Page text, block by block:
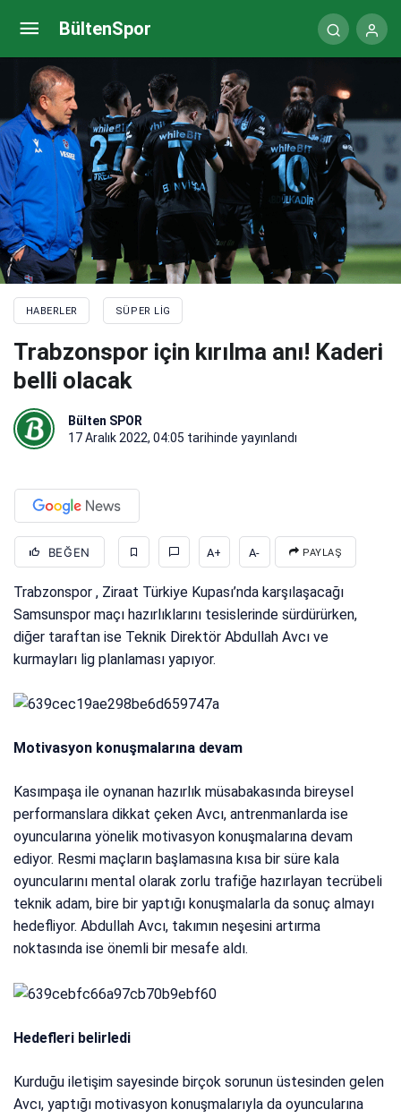
BültenSpor
HABERLER SÜPER LIG
Trabzonspor için kırılma anı! Kaderi
belli olacak
Bülten SPOR
17 Aralık 2022, 04:05 tarihinde yayınlandı
BEĞEN A+ A- PAYLAŞ
Trabzonspor , Ziraat Türkiye Kupası’nda karşılaşacağı
Samsunspor maçı hazırlıklarını tesislerinde sürdürürken,
diğer taraftan ise Teknik Direktör Abdullah Avcı ve
kurmayları lig planlaması yapıyor.
Motivasyon konuşmalarına devam
Kasımpaşa ile oynanan hazırlık müsabakasında bireysel
performanslara dikkat çeken Avcı, antrenmanlarda ise
oyuncularına yönelik motivasyon konuşmalarına devam
ediyor. Resmi maçların başlamasına kısa bir süre kala
oyuncularını mental olarak zorlu trafiğe hazırlayan tecrübeli
teknik adam, bire bir yaptığı konuşmalarla da sonuç almayı
hedefliyor. Abdullah Avcı, takımın neşesini artırma
noktasında ise önemli bir mesafe aldı.
Hedefleri belirledi
Kurduğu iletişim sayesinde birçok sorunun üstesinden gelen
Avcı, yaptığı motivasyon konuşmalarıyla da oyuncularına
Trabzonsporlu Marek Hamsik iddialı konuştu